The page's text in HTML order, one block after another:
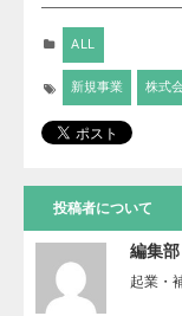
ALL
新規事業 株式
投稿者について
編集部
起業・